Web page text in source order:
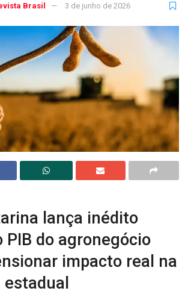
Brasil 3 de junho de 2026
lança inédito
PIB do agronegócio
impacto real na
estadual